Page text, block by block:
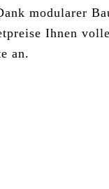
modularer
Ihnen
an.